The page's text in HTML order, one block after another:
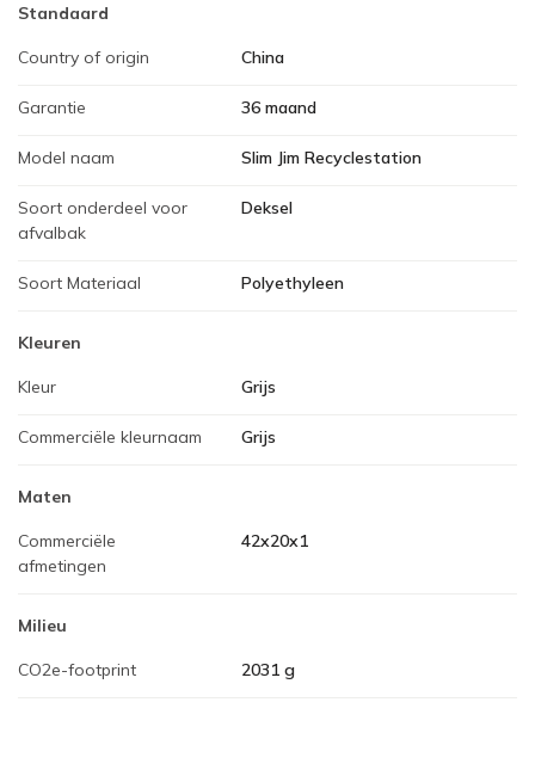
Standaard
Country of origin China
Garantie 36 maand
Model naam Slim Jim Recyclestation
Soort onderdeel voor
afvalbak
Deksel
Soort Materiaal Polyethyleen
Kleuren
Kleur Grijs
Commerciële kleurnaam Grijs
Maten
Commerciële
afmetingen
42x20x1
Milieu
CO2e-footprint 2031 g